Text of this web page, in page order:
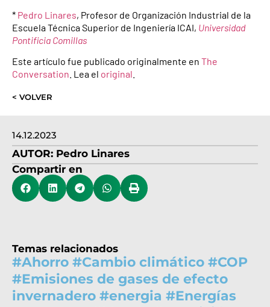
14.12.2023
AUTOR: Pedro Linares
Compartir en
Temas relacionados
#Ahorro #Cambio climático #COP
#Emisiones de gases de efecto
invernadero #energia #Energías
* Pedro Linares, Profesor de Organización Industrial de la
Escuela Técnica Superior de Ingeniería ICAI, Universidad
Pontificia Comillas
Este artículo fue publicado originalmente en The
Conversation . Lea el original
< VOLVER